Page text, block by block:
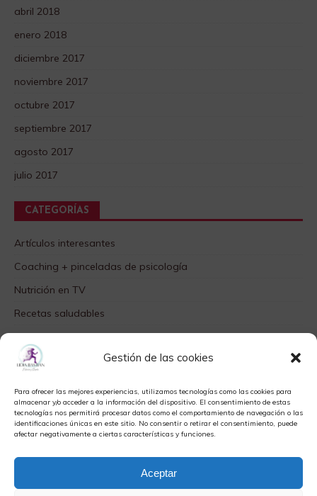
Gestión de las cookies
Para ofrecer las mejores experiencias, utilizamos tecnologías como las cookies para
almacenar y/o acceder a la información del dispositivo. El consentimiento de estas
tecnologías nos permitirá procesar datos como el comportamiento de navegación o las
identificaciones únicas en este sitio. No consentir o retirar el consentimiento, puede
afectar negativamente a ciertas características y funciones.
Aceptar
abril 2018
enero 2018
diciembre 2017
noviembre 2017
octubre 2017
septiembre 2017
agosto 2017
julio 2017
CATEGORÍAS
Artículos interesantes
Coaching + pinceladas de psicología
Nutrición en TV
Recetas saludables
SABORES DIFERENTES
Videos TOP
META
Acceder